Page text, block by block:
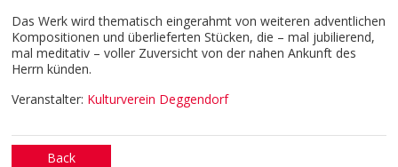
Das Werk wird thematisch eingerahmt von weiteren adventlichen
Kompositionen und überlieferten Stücken, die – mal jubilierend,
mal meditativ – voller Zuversicht von der nahen Ankunft des
Herrn künden.
Veranstalter: Kulturverein Deggendorf
Back